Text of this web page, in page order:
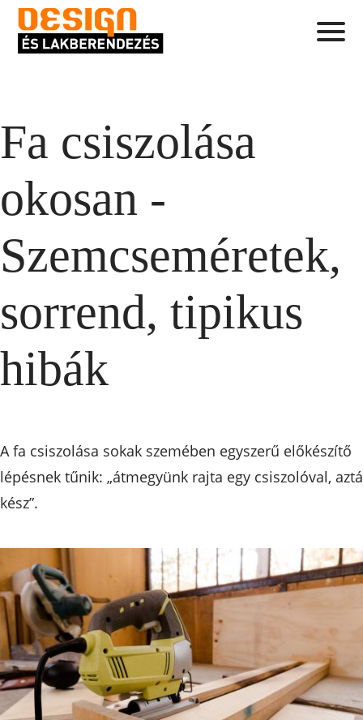
Fa csiszolása
okosan -
Szemcseméretek,
sorrend, tipikus
hibák
A fa csiszolása sokak szemében egyszerű előkészítő
lépésnek tűnik: „átmegyünk rajta egy csiszolóval,
kész”.